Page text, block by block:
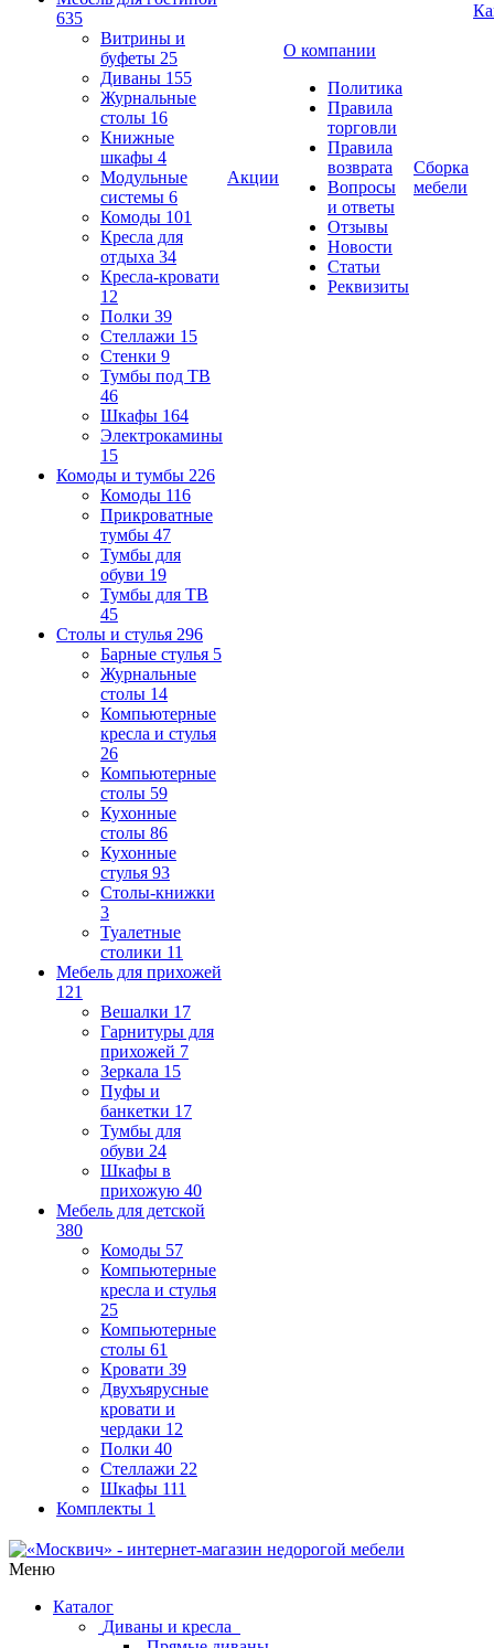
635
Витрины и
буфеты 25
Диваны 155
Журнальные
столы 16
Книжные
шкафы 4
Модульные
системы 6
Комоды 101
Кресла для
отдыха 34
Кресла-кровати
12
Полки 39
Стеллажи 15
Стенки 9
Тумбы под ТВ
46
Шкафы 164
Электрокамины
15
Комоды и тумбы 226
Комоды 116
Прикроватные
тумбы 47
Тумбы для
обуви 19
Тумбы для ТВ
45
Столы и стулья 296
Барные стулья 5
Журнальные
столы 14
Компьютерные
кресла и стулья
26
Компьютерные
столы 59
Кухонные
столы 86
Кухонные
стулья 93
Столы-книжки
3
Туалетные
столики 11
Мебель для прихожей
121
Вешалки 17
Гарнитуры для
прихожей 7
Зеркала 15
Пуфы и
банкетки 17
Тумбы для
обуви 24
Шкафы в
прихожую 40
Мебель для детской
380
Комоды 57
Компьютерные
кресла и стулья
25
Компьютерные
столы 61
Кровати 39
Двухъярусные
кровати и
чердаки 12
Полки 40
Стеллажи 22
Шкафы 111
Комплекты 1
Акции
О компании
Политика
Правила
торговли
Правила
возврата
Вопросы
и ответы
Отзывы
Новости
Статьи
Реквизиты
Сборка
мебели
Меню
Каталог
Диваны и кресла